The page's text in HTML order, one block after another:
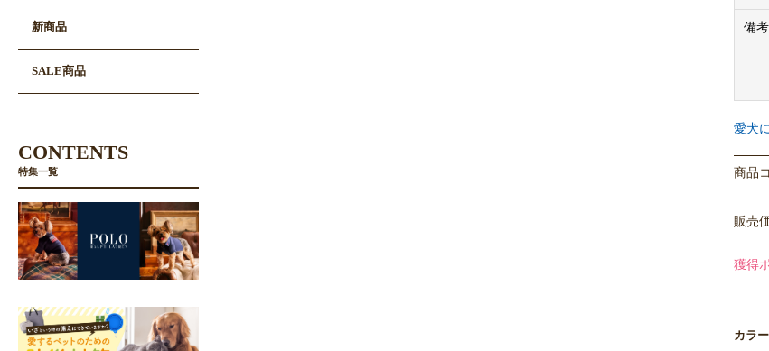
との
お揃
カラ
H型
※プ
購入
※商
ます
備考
愛犬
商品
販売
獲得
カラー
新商品
SALE商品
CONTENTS
特集一覧